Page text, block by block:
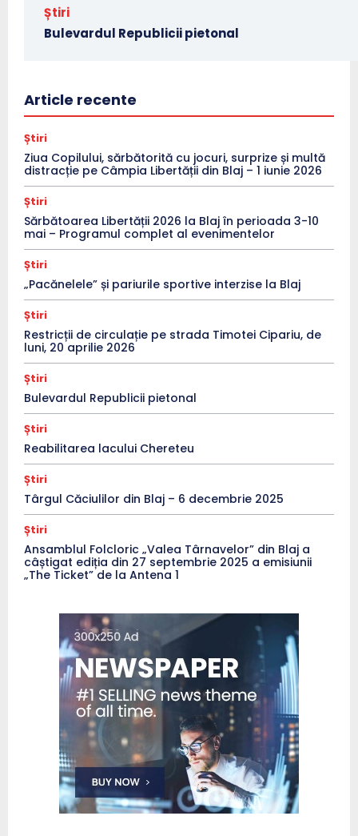
Știri
Bulevardul Republicii pietonal
Article recente
Știri
Ziua Copilului, sărbătorită cu jocuri, surprize și multă
distracție pe Câmpia Libertății din Blaj – 1 iunie 2026
Știri
Sărbătoarea Libertății 2026 la Blaj în perioada 3-10
mai – Programul complet al evenimentelor
Știri
„Pacănelele” și pariurile sportive interzise la Blaj
Știri
Restricții de circulație pe strada Timotei Cipariu, de
luni, 20 aprilie 2026
Știri
Bulevardul Republicii pietonal
Știri
Reabilitarea lacului Chereteu
Știri
Târgul Căciulilor din Blaj – 6 decembrie 2025
Știri
Ansamblul Folcloric „Valea Târnavelor” din Blaj a
câștigat ediția din 27 septembrie 2025 a emisiunii
„The Ticket” de la Antena 1